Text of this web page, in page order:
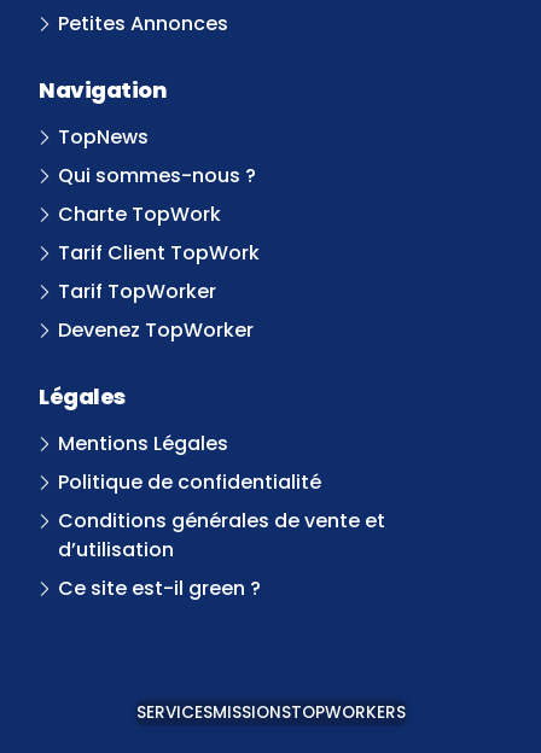
Petites Annonces
Navigation
TopNews
Qui sommes-nous ?
Charte TopWork
Tarif Client TopWork
Tarif TopWorker
Devenez TopWorker
Légales
Mentions Légales
Politique de confidentialité
Conditions générales de vente et
d’utilisation
Ce site est-il green ?
SERVICESMISSIONSTOPWORKERS